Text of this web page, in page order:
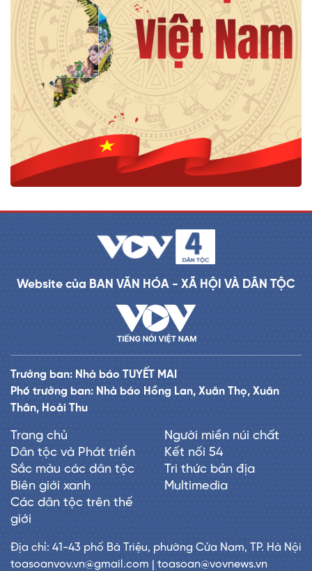
Website của BAN VĂN HÓA - XÃ HỘI VÀ DÂN TỘC
Trưởng ban: Nhà báo TUYẾT MAI
Phó trưởng ban: Nhà báo Hồng Lan, Xuân Thọ, Xuân
Thân, Hoài Thu
Trang chủ
Dân tộc và Phát triển
Sắc màu các dân tộc
Biên giới xanh
Các dân tộc trên thế
giới
Người miền núi chất
Kết nối 54
Tri thức bản địa
Multimedia
Địa chỉ: 41-43 phố Bà Triệu, phường Cửa Nam, TP. Hà Nội
toasoanvov.vn@gmail.com | toasoan@vovnews.vn